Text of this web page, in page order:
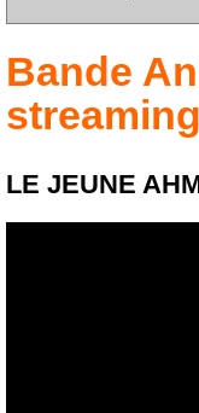
Bande
streaming
LE JEUNE